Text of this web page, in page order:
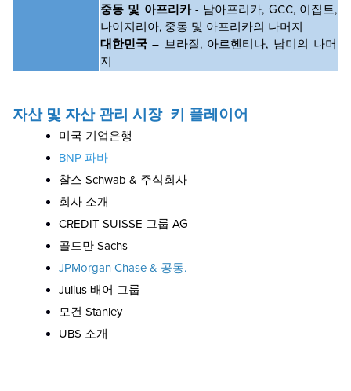
중동 및 아프리카- 남아프리카, GCC, 이집트,
나이지리아, 중동 및 아프리카의 나머지
대한민국 – 브라질, 아르헨티나, 남미의 나머
지
자산 및 자산 관리 시장 키 플레이어
미국 기업은행
BNP 파바
찰스 Schwab & 주식회사
회사 소개
CREDIT SUISSE 그룹 AG
골드만 Sachs
JPMorgan Chase & 공동.
Julius 배어 그룹
모건 Stanley
UBS 소개